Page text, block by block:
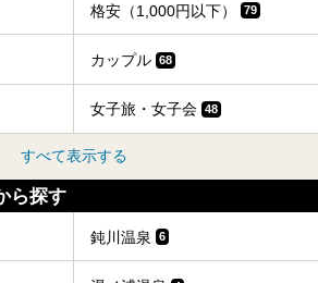
格安（1,000円以下） 79
カップル 68
女子旅・女子会 48
すべて表示する
ら探す
鈍川温泉 6